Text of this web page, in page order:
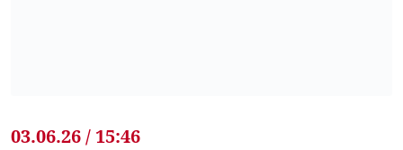
03.06.26 / 15:46